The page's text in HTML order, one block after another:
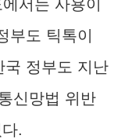
서는 사용이
부도 틱톡이
국 정부도 지난
신망법 위반
.